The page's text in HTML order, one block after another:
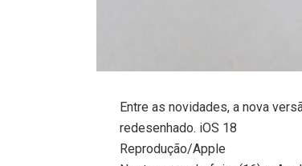
Entre as novidades, a nova
redesenhado. iOS 18
Reprodução/Apple